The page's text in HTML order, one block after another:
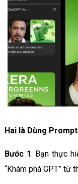
Hai là Dùng
Bước 1: Bạn thực
“Khám phá GPT” từ